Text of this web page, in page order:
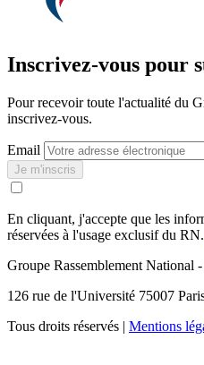
Inscrivez-vous pour
Pour recevoir toute l'actualité du
inscrivez-vous.
Email
Je m'inscris
En cliquant, j'accepte que les
réservées à l'usage exclusif du RN.
Groupe Rassemblement National
126 rue de l'Université 75007
Tous droits réservés | Mentions